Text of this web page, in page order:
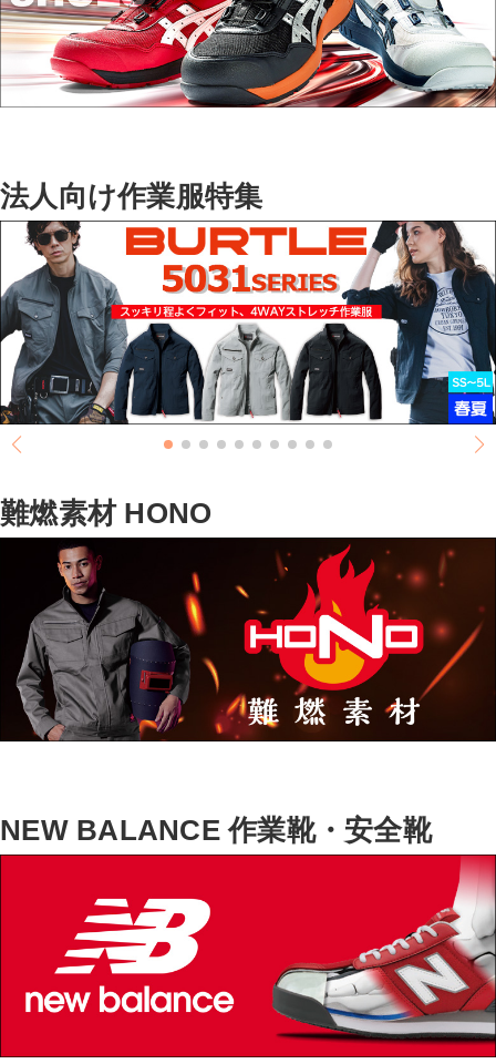
法人向け作業服特集
難燃素材 HONO
NEW BALANCE 作業靴・安全靴